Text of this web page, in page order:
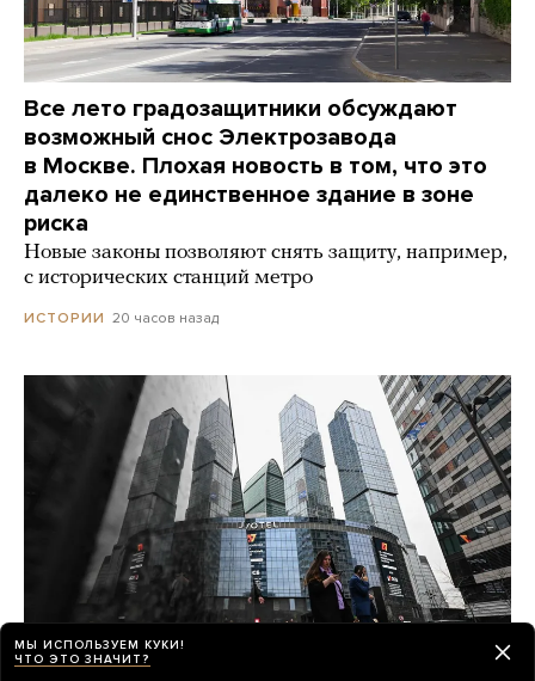
Все лето градозащитники обсуждают
возможный снос Электрозавода
в Москве. Плохая новость в том, что это
далеко не единственное здание в зоне
риска
Новые законы позволяют снять защиту, например,
с исторических станций метро
ИСТОРИИ 20 часов назад
МЫ ИСПОЛЬЗУЕМ КУКИ!
ЧТО ЭТО ЗНАЧИТ?